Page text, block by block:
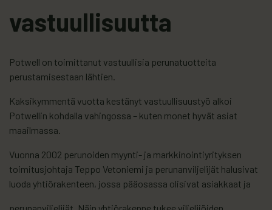
vastuullisuutta
Potwell on toimittanut vastuullisia perunatuotteita
perustamisestaan lähtien.
Kaksikymmentä vuotta kestänyt vastuullisuustyö alkoi
Potwellin kohdalla vahingossa – kuten monet hyvät asiat
maailmassa.
Vuonna 2002 perunoiden myynti- ja markkinointiyrityksen
toimitusjohtaja Teppo Vetoniemi ja perunanviljelijät halusivat
luoda yhtiörakenteen, jossa pääosassa olisivat asiakkaat ja